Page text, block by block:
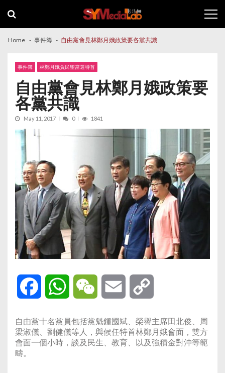
navigation
content
Home 事件簿 自由黨會見林鄭月娥政策要各黨共識
事件簿 林鄭月娥負民望當選特首
自由黨會見林鄭月娥政策要
各黨共識
May 11, 2017 0 1841
Facebook WhatsAppWeChat Email
自由黨十名黨員包括黨魁鍾國斌、榮譽主席田北俊、周
梁淑儀、劉健儀等人，與候任特首林鄭月娥會面，雙方
會面一個小時，談及民生、教育、以及強積金對沖等範
疇。